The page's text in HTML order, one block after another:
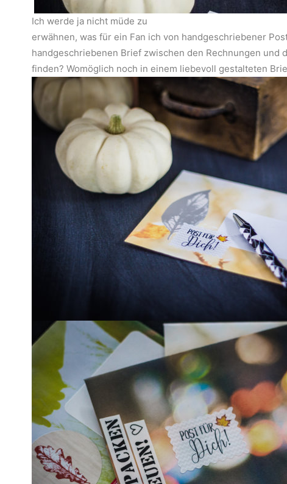
Ich werde ja nicht müde zu
erwähnen, was für ein Fan ich von handgeschriebener
handgeschriebenen Brief zwischen den Rechnungen und
finden? Womöglich noch in einem liebevoll gestalteten